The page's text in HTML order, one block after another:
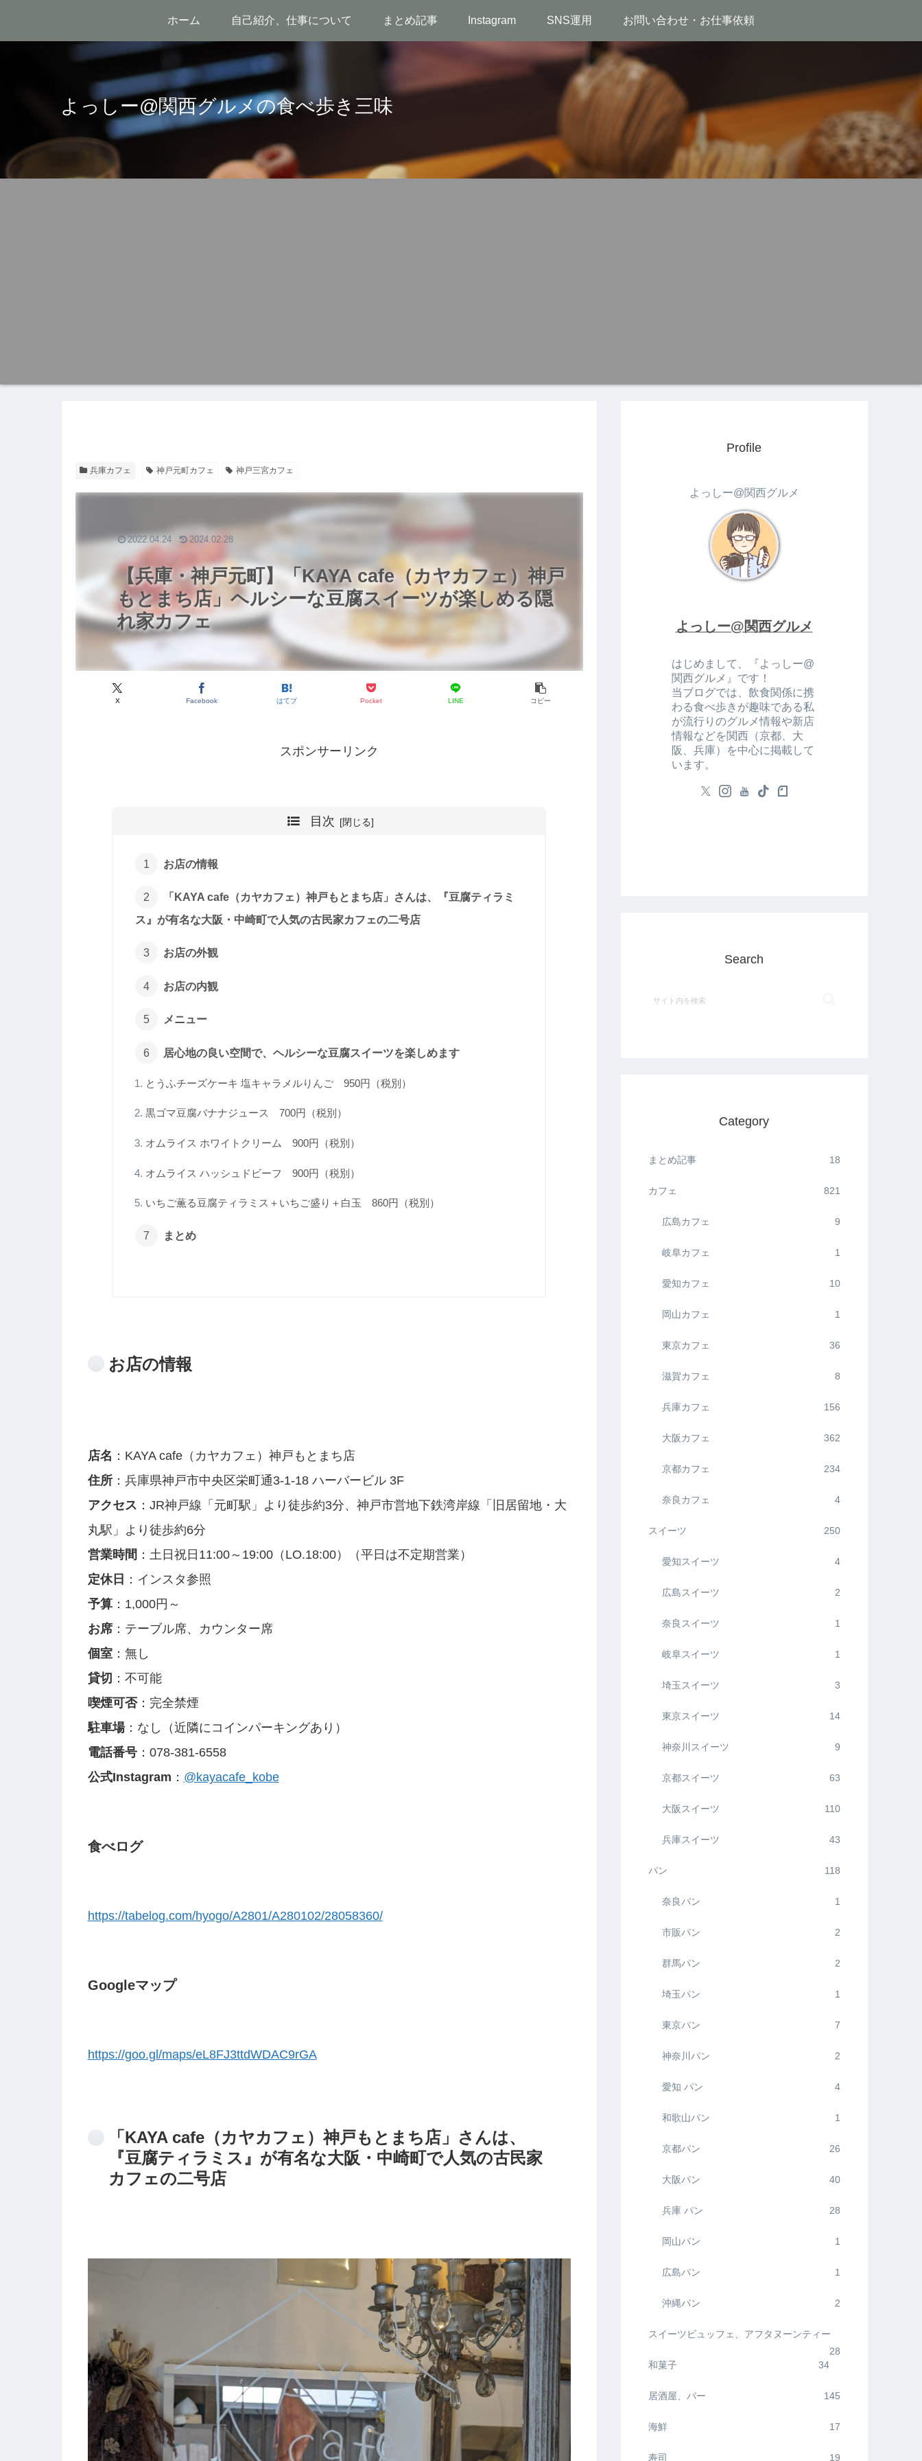
よっしー@関西グルメの食べ歩き三味
ホーム 自己紹介、仕事について まとめ記事 Instagram SNS運用 お問い合わせ・お仕事依頼
兵庫カフェ 神戸元町カフェ 神戸三宮カフェ
【兵庫・神戸元町】「KAYA cafe（カヤカフェ）神戸
もとまち店」ヘルシーな豆腐スイーツが楽しめる隠
れ家カフェ
X Facebook はてブ Pocket LINE コピー
2022.04.24 2024.02.28
スポンサーリンク
目次
お店の情報
「KAYA cafe（カヤカフェ）神戸もとまち店」さんは、『豆腐ティラミ
ス』が有名な大阪・中崎町で人気の古民家カフェの二号店
お店の外観
お店の内観
メニュー
居心地の良い空間で、ヘルシーな豆腐スイーツを楽しめます
とうふチーズケーキ 塩キャラメルりんご 950円（税別）
黒ゴマ豆腐バナナジュース 700円（税別）
オムライス ホワイトクリーム 900円（税別）
オムライス ハッシュドビーフ 900円（税別）
いちご薫る豆腐ティラミス＋いちご盛り＋白玉 860円（税別）
まとめ
お店の情報
店名 ：KAYA cafe（カヤカフェ）神戸もとまち店
住所：兵庫県神戸市中央区栄町通3-1-18 ハーバービル 3F
アクセス ：JR神戸線「元町駅」より徒歩約3分、神戸市営地下鉄湾岸線「旧居留地・大
丸駅」より徒歩約6分
営業時間 ：土日祝日11:00～19:00（LO.18:00）（平日は不定期営業）
定休日 ：インスタ参照
予算：1,000円～
お席：テーブル席、カウンター席
個室：無し
貸切 ：不可能
喫煙可否：完全禁煙
駐車場：なし（近隣にコインパーキングあり）
電話番号：078-381-6558
公式Instagram ： @kayacafe_kobe
食べログ
https://tabelog.com/hyogo/A2801/A280102/28058360/
Googleマップ
https://goo.gl/maps/eL8FJ3ttdWDAC9rGA
「KAYA cafe（カヤカフェ）神戸もとまち店」さんは、
『豆腐ティラミス』が有名な大阪・中崎町で人気の古民家
カフェの二号店
Profile
よっしー@関西グルメ
よっしー@関西グルメ
はじめまして、『よっしー@
関西グルメ』です！
当ブログでは、飲食関係に携
わる食べ歩きが趣味である私
が流行りのグルメ情報や新店
情報などを関西（京都、大
阪、兵庫）を中心に掲載して
います。
Search
Category
まとめ記事 18
カフェ 821
広島カフェ 9
岐阜カフェ 1
愛知カフェ 10
岡山カフェ 1
東京カフェ 36
滋賀カフェ 8
兵庫カフェ 156
大阪カフェ 362
京都カフェ 234
奈良カフェ 4
スイーツ 250
愛知スイーツ 4
広島スイーツ 2
奈良スイーツ 1
岐阜スイーツ 1
埼玉スイーツ 3
東京スイーツ 14
神奈川スイーツ 9
京都スイーツ 63
大阪スイーツ 110
兵庫スイーツ 43
パン 118
奈良パン 1
市販パン 2
群馬パン 2
埼玉パン 1
東京パン 7
神奈川パン 2
愛知 パン 4
和歌山パン 1
京都パン 26
大阪パン 40
兵庫 パン 28
岡山パン 1
広島パン 1
沖縄パン 2
スイーツビュッフェ、アフタヌーンティー
28
和菓子
34
居酒屋、バー 145
海鮮 17
寿司 19